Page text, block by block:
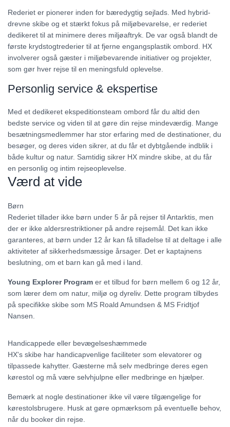
Rederiet er pionerer inden for bæredygtig sejlads. Med hybrid-
drevne skibe og et stærkt fokus på miljøbevarelse, er rederiet
dedikeret til at minimere deres miljøaftryk. De var også blandt de
første krydstogtrederier til at fjerne engangsplastik ombord. HX
involverer også gæster i miljøbevarende initiativer og projekter,
som gør hver rejse til en meningsfuld oplevelse.
Personlig service & ekspertise
Med et dedikeret ekspeditionsteam ombord får du altid den
bedste service og viden til at gøre din rejse mindeværdig. Mange
besætningsmedlemmer har stor erfaring med de destinationer, du
besøger, og deres viden sikrer, at du får et dybtgående indblik i
både kultur og natur. Samtidig sikrer HX mindre skibe, at du får
en personlig og intim rejseoplevelse.
Værd at vide
Børn
Rederiet tillader ikke børn under 5 år på rejser til Antarktis, men
der er ikke aldersrestriktioner på andre rejsemål. Det kan ikke
garanteres, at børn under 12 år kan få tilladelse til at deltage i alle
aktiviteter af sikkerhedsmæssige årsager. Det er kaptajnens
beslutning, om et barn kan gå med i land.
Young Explorer Program er et tilbud for børn mellem 6 og 12 år,
som lærer dem om natur, miljø og dyreliv. Dette program tilbydes
på specifikke skibe som MS Roald Amundsen & MS Fridtjof
Nansen.
Handicappede eller bevægelseshæmmede
HX's skibe har handicapvenlige faciliteter som elevatorer og
tilpassede kahytter. Gæsterne må selv medbringe deres egen
kørestol og må være selvhjulpne eller medbringe en hjælper.
Bemærk at nogle destinationer ikke vil være tilgængelige for
kørestolsbrugere. Husk at gøre opmærksom på eventuelle behov,
når du booker din rejse.